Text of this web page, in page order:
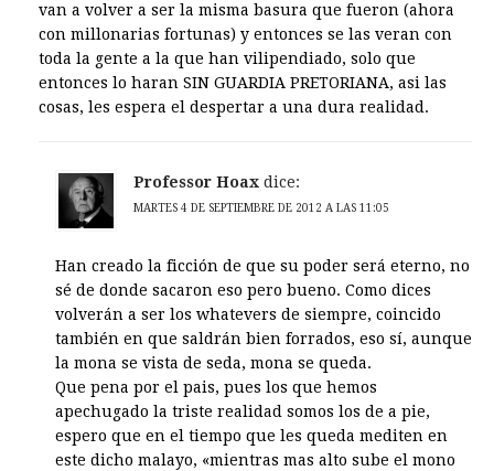
van a volver a ser la misma basura que fueron (ahora
con millonarias fortunas) y entonces se las veran con
toda la gente a la que han vilipendiado, solo que
entonces lo haran SIN GUARDIA PRETORIANA, asi las
cosas, les espera el despertar a una dura realidad.
Professor Hoax dice:
MARTES 4 DE SEPTIEMBRE DE 2012 A LAS 11:05
Han creado la ficción de que su poder será eterno, no
sé de donde sacaron eso pero bueno. Como dices
volverán a ser los whatevers de siempre, coincido
también en que saldrán bien forrados, eso sí, aunque
la mona se vista de seda, mona se queda.
Que pena por el pais, pues los que hemos
apechugado la triste realidad somos los de a pie,
espero que en el tiempo que les queda mediten en
este dicho malayo, «mientras mas alto sube el mono